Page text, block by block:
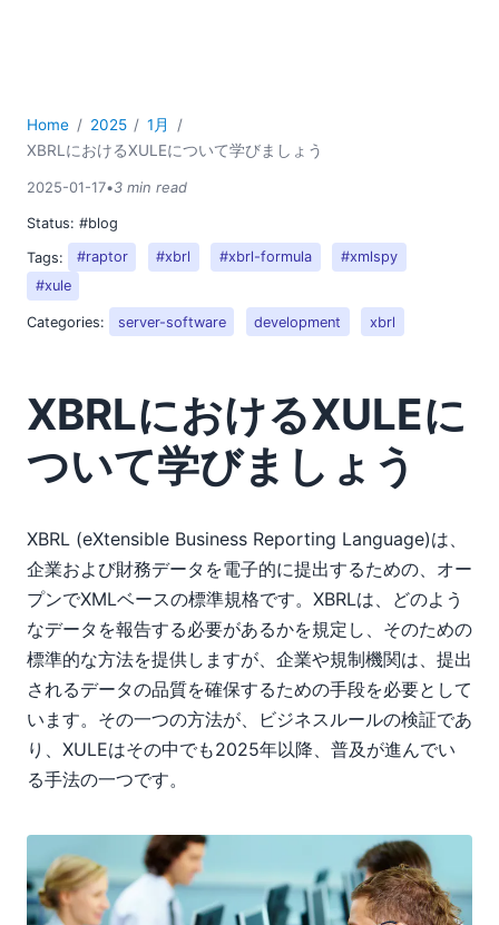
Home 2025
1月
XBRLにおけるXULEについて学びましょう
2025-01-17•3 min read
Status: #blog
Tags:
#raptor #xbrl #xbrl-formula
#xmlspy
#xule
Categories: server-software development xbrl
XBRLにおけるXULEに
ついて学びましょう
XBRL (eXtensible Business Reporting Language)は、
企業および財務データを電子的に提出するための、オー
プンでXMLベースの標準規格です。XBRLは、どのよう
なデータを報告する必要があるかを規定し、そのための
標準的な方法を提供しますが、企業や規制機関は、提出
されるデータの品質を確保するための手段を必要として
います。その一つの方法が、ビジネスルールの検証であ
り、XULEはその中でも2025年以降、普及が進んでい
る手法の一つです。